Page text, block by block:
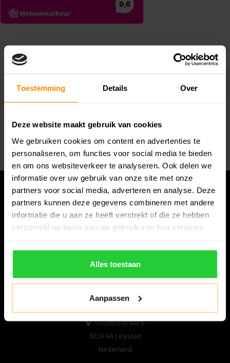
Toestemming Details Over
Deze website maakt gebruik van cookies
We gebruiken cookies om content en advertenties te
personaliseren, om functies voor social media te bieden
en om ons websiteverkeer te analyseren. Ook delen we
informatie over uw gebruik van onze site met onze
partners voor social media, adverteren en analyse. Deze
partners kunnen deze gegevens combineren met andere
informatie die u aan ze heeft verstrekt of die ze hebben
verzameld op basis van uw gebruik van hun services.
Alles toestaan
Aanpassen
omstreken.
Snijdersstraat 6
8224 AA Lelystad
Nederland